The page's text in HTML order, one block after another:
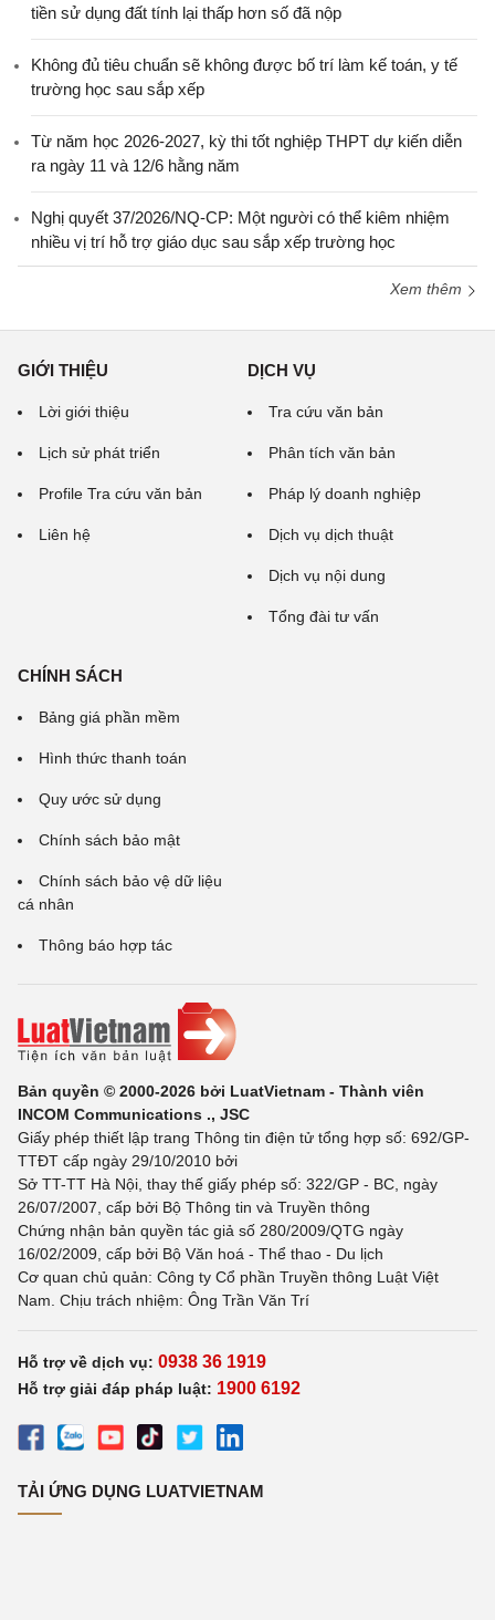
tiền sử dụng đất tính lại thấp hơn số đã nộp
Không đủ tiêu chuẩn sẽ không được bố trí làm kế toán, y tế
trường học sau sắp xếp
Từ năm học 2026-2027, kỳ thi tốt nghiệp THPT dự kiến diễn
ra ngày 11 và 12/6 hằng năm
Nghị quyết 37/2026/NQ-CP: Một người có thể kiêm nhiệm
nhiều vị trí hỗ trợ giáo dục sau sắp xếp trường học
Xem thêm
GIỚI THIỆU
Lời giới thiệu
Lịch sử phát triển
Profile Tra cứu văn bản
Liên hệ
DỊCH VỤ
Tra cứu văn bản
Phân tích văn bản
Pháp lý doanh nghiệp
Dịch vụ dịch thuật
Dịch vụ nội dung
Tổng đài tư vấn
CHÍNH SÁCH
Bảng giá phần mềm
Hình thức thanh toán
Quy ước sử dụng
Chính sách bảo mật
Chính sách bảo vệ dữ liệu
cá nhân
Thông báo hợp tác
Bản quyền © 2000-2026 bởi LuatVietnam - Thành viên
INCOM Communications ., JSC
Giấy phép thiết lập trang Thông tin điện tử tổng hợp số: 692/GP-
TTĐT cấp ngày 29/10/2010 bởi
Sở TT-TT Hà Nội, thay thế giấy phép số: 322/GP - BC, ngày
26/07/2007, cấp bởi Bộ Thông tin và Truyền thông
Chứng nhận bản quyền tác giả số 280/2009/QTG ngày
16/02/2009, cấp bởi Bộ Văn hoá - Thể thao - Du lịch
Cơ quan chủ quản: Công ty Cổ phần Truyền thông Luật Việt
Nam. Chịu trách nhiệm: Ông Trần Văn Trí
Hỗ trợ về dịch vụ: 0938 36 1919
Hỗ trợ giải đáp pháp luật: 1900 6192
TẢI ỨNG DỤNG LUATVIETNAM